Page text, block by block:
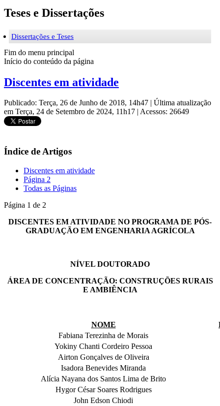
Teses e Dissertações
Dissertações e Teses
Fim do menu principal
Início do conteúdo da página
Discentes em atividade
Publicado: Terça, 26 de Junho de 2018, 14h47 | Última atualização
em Terça, 24 de Setembro de 2024, 11h17 | Acessos: 26649
Índice de Artigos
Discentes em atividade
Página 2
Todas as Páginas
Página 1 de 2
DISCENTES EM ATIVIDADE NO PROGRAMA DE PÓS-
GRADUAÇÃO EM ENGENHARIA AGRÍCOLA
NÍVEL DOUTORADO
ÁREA DE CONCENTRAÇÃO: CONSTRUÇÕES RURAIS
E AMBIÊNCIA
NOME
Fabiana Terezinha de Morais
Yokiny Chanti Cordeiro Pessoa
Airton Gonçalves de Oliveira
Isadora Benevides Miranda
Alícia Nayana dos Santos Lima de Brito
Hygor César Soares Rodrigues
John Edson Chiodi